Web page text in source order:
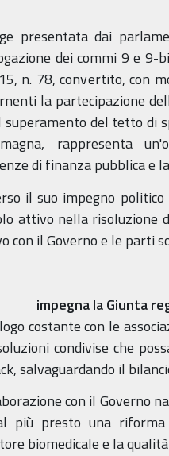
presentata dai
dei commi 9 e
n. 78, convertito, con
la partecipazione
superamento del tetto di
rappresenta
di finanza pubblica e
il suo impegno
attivo nella risoluzione
con il Governo e le parti
impegna la Giunta
costante con le
condivise che
salvaguardando il
con il Governo
più presto una
biomedicale e la